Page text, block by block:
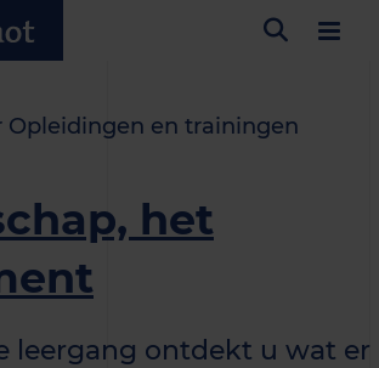
Opleidingen en trainingen
het
leergang ontdekt u wat er